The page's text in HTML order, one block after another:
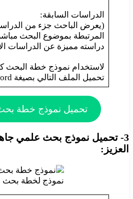
الدراسات السابقة:
(يعرض الباحث جزء من
المرتبطة بموضوع البحث
دراسته مميزة عن الدراسات
لاستخدام نموذج خطة البحث
تحميل الملف التالي بصيغة word.
تحميل نموذج خطة
3- تحميل نموذج بحث علمي
العزيز:
نموذج لخطة بحث